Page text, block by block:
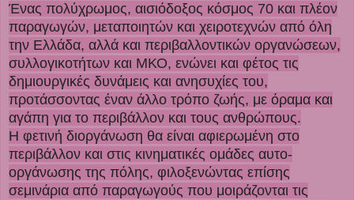
Ένας πολύχρωμος, αισιόδοξος κόσμος 70 και πλέον
παραγωγών, μεταποιητών και χειροτεχνών από όλη
την Ελλάδα, αλλά και περιβαλλοντικών οργανώσεων,
συλλογικοτήτων και ΜΚΟ, ενώνει και φέτος τις
δημιουργικές δυνάμεις και ανησυχίες του,
προτάσσοντας έναν άλλο τρόπο ζωής, με όραμα και
αγάπη για το περιβάλλον και τους ανθρώπους.
Η φετινή διοργάνωση θα είναι αφιερωμένη στο
περιβάλλον και στις κινηματικές ομάδες αυτο-
οργάνωσης της πόλης, φιλοξενώντας επίσης
σεμινάρια από παραγωγούς που μοιράζονται τις